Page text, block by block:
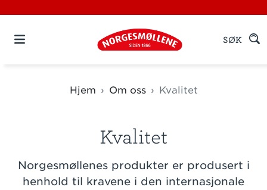
SØK
Hjem Om oss Kvalitet
Kvalitet
Norgesmøllenes produkter er produsert i
henhold til kravene i den internasjonale